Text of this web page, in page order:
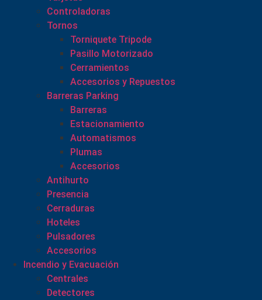
Controladoras
Tornos
Torniquete Tripode
Pasillo Motorizado
Cerramientos
Accesorios y Repuestos
Barreras Parking
Barreras
Estacionamiento
Automatismos
Plumas
Accesorios
Antihurto
Presencia
Cerraduras
Hoteles
Pulsadores
Accesorios
Incendio y Evacuación
Centrales
Detectores